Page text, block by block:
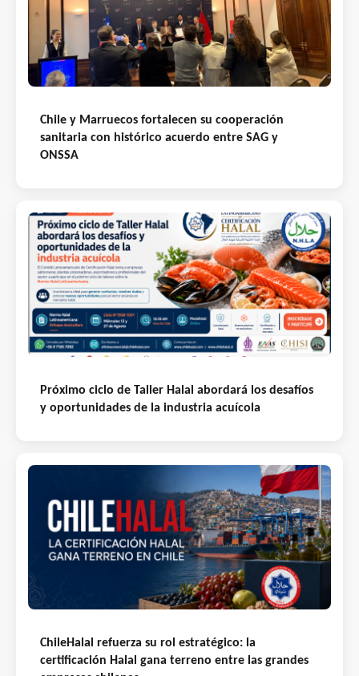
Chile y Marruecos fortalecen su cooperación
sanitaria con histórico acuerdo entre SAG y
ONSSA
Próximo ciclo de Taller Halal abordará los desafíos
y oportunidades de la industria acuícola
ChileHalal refuerza su rol estratégico: la
certificación Halal gana terreno entre las grandes